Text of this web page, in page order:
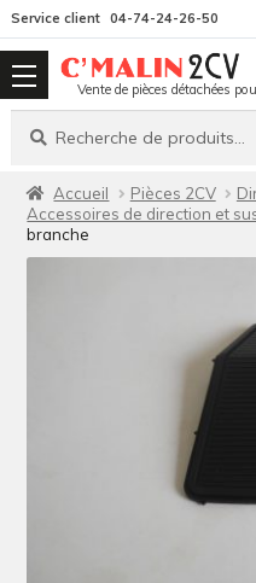
Service client 04-74-24-26-50
Vente de pièces détachées
Recherche
Recherche
Accueil Pièces 2CV
Accessoires de direction et
branche